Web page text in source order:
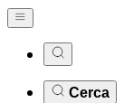
Cerca